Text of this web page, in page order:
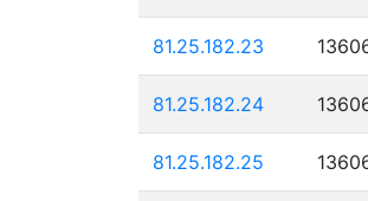
81.25.182.23
81.25.182.24
81.25.182.25